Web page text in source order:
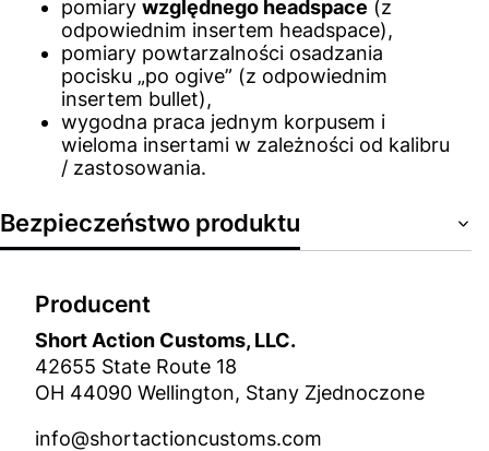
pomiary względnego headspace (z
odpowiednim insertem headspace),
pomiary powtarzalności osadzania
pocisku „po ogive” (z odpowiednim
insertem bullet),
wygodna praca jednym korpusem i
wieloma insertami w zależności od kalibru
/ zastosowania.
Bezpieczeństwo produktu
Producent
Short Action Customs, LLC.
42655 State Route 18
OH 44090 Wellington, Stany Zjednoczone
info@shortactioncustoms.com